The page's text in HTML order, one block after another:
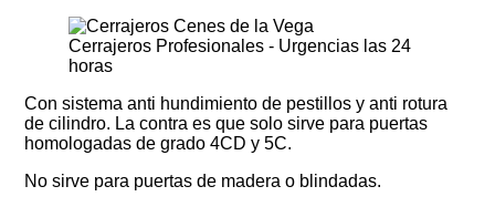
Cerrajeros Profesionales - Urgencias las 24
horas
Con sistema anti hundimiento de pestillos y anti rotura
de cilindro. La contra es que solo sirve para puertas
homologadas de grado 4CD y 5C.
No sirve para puertas de madera o blindadas.